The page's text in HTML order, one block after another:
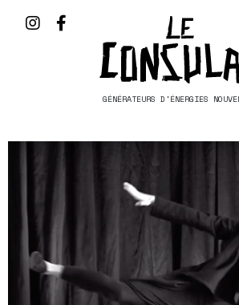
GÉNÉRATEURS D'ÉNERGIES